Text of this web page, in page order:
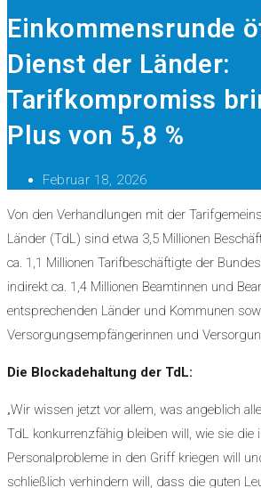
Einkommensrunde
Dienst der Länder:
Tarifkompromiss
Plus von 5,8 %
Februar 18, 2026
Von den Verhandlungen mit der
Länder (TdL) sind etwa 3,5 Millionen
ca. 1,1 Millionen Tarifbeschäftigte der
indirekt ca. 1,4 Millionen Beamtinnen und
entsprechenden Länder und Kommunen
Versorgungsempfängerinnen und
Die Blockadehaltung der TdL:
„Wir wissen jetzt vor allem, was angeblich
TdL konkurrenzfähig bleiben will, wie sie die
Personalprobleme in den Griff kriegen will
schließlich verhindern will, dass die guten